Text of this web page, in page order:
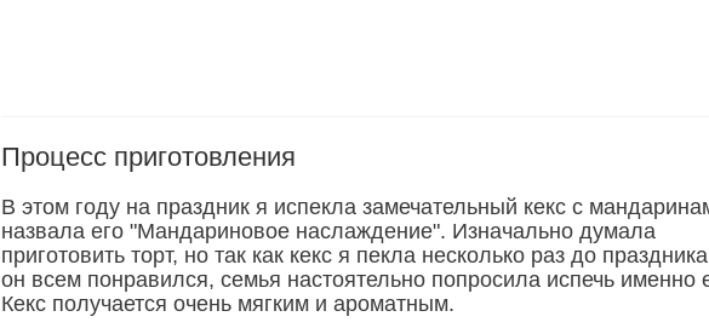
Процесс приготовления
В этом году на праздник я испекла замечательный кекс с
назвала его "Мандариновое наслаждение". Изначально думала
приготовить торт, но так как кекс я пекла несколько раз до
он всем понравился, семья настоятельно попросила испечь именно
Кекс получается очень мягким и ароматным.